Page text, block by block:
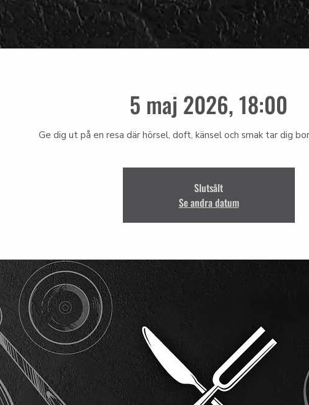
5 maj 2026, 18:00
Ge dig ut på en resa där hörsel, doft, känsel och smak tar dig
Slutsålt
Se andra datum